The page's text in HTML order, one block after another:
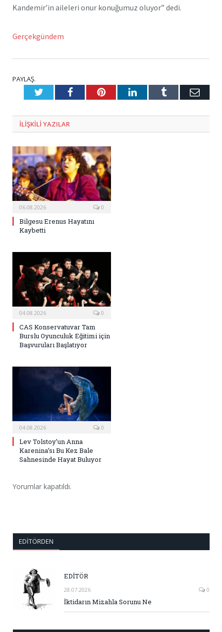
Kandemir’in aileleri onur konuğumuz oluyor” dedi.
Gerçekgündem
PAYLAŞ.
TwitterFacebookPinterestLinkedInTumblr E-
ILIŞKILI YAZILAR
06.08.2026 0
Bilgesu Erenus Hayatını
Kaybetti
04.08.2026 0
CAS Konservatuvar Tam
Burslu Oyunculuk Eğitimi için
Başvuruları Başlatıyor
04.08.2026 0
Lev Tolstoy’un Anna
Karenina’sı Bu Kez Bale
Sahnesinde Hayat Buluyor
Yorumlar kapatıldı.
EDITÖRDEN
EDİTÖR
28.07.2026 0
İktidarın Mizahla Sorunu Ne